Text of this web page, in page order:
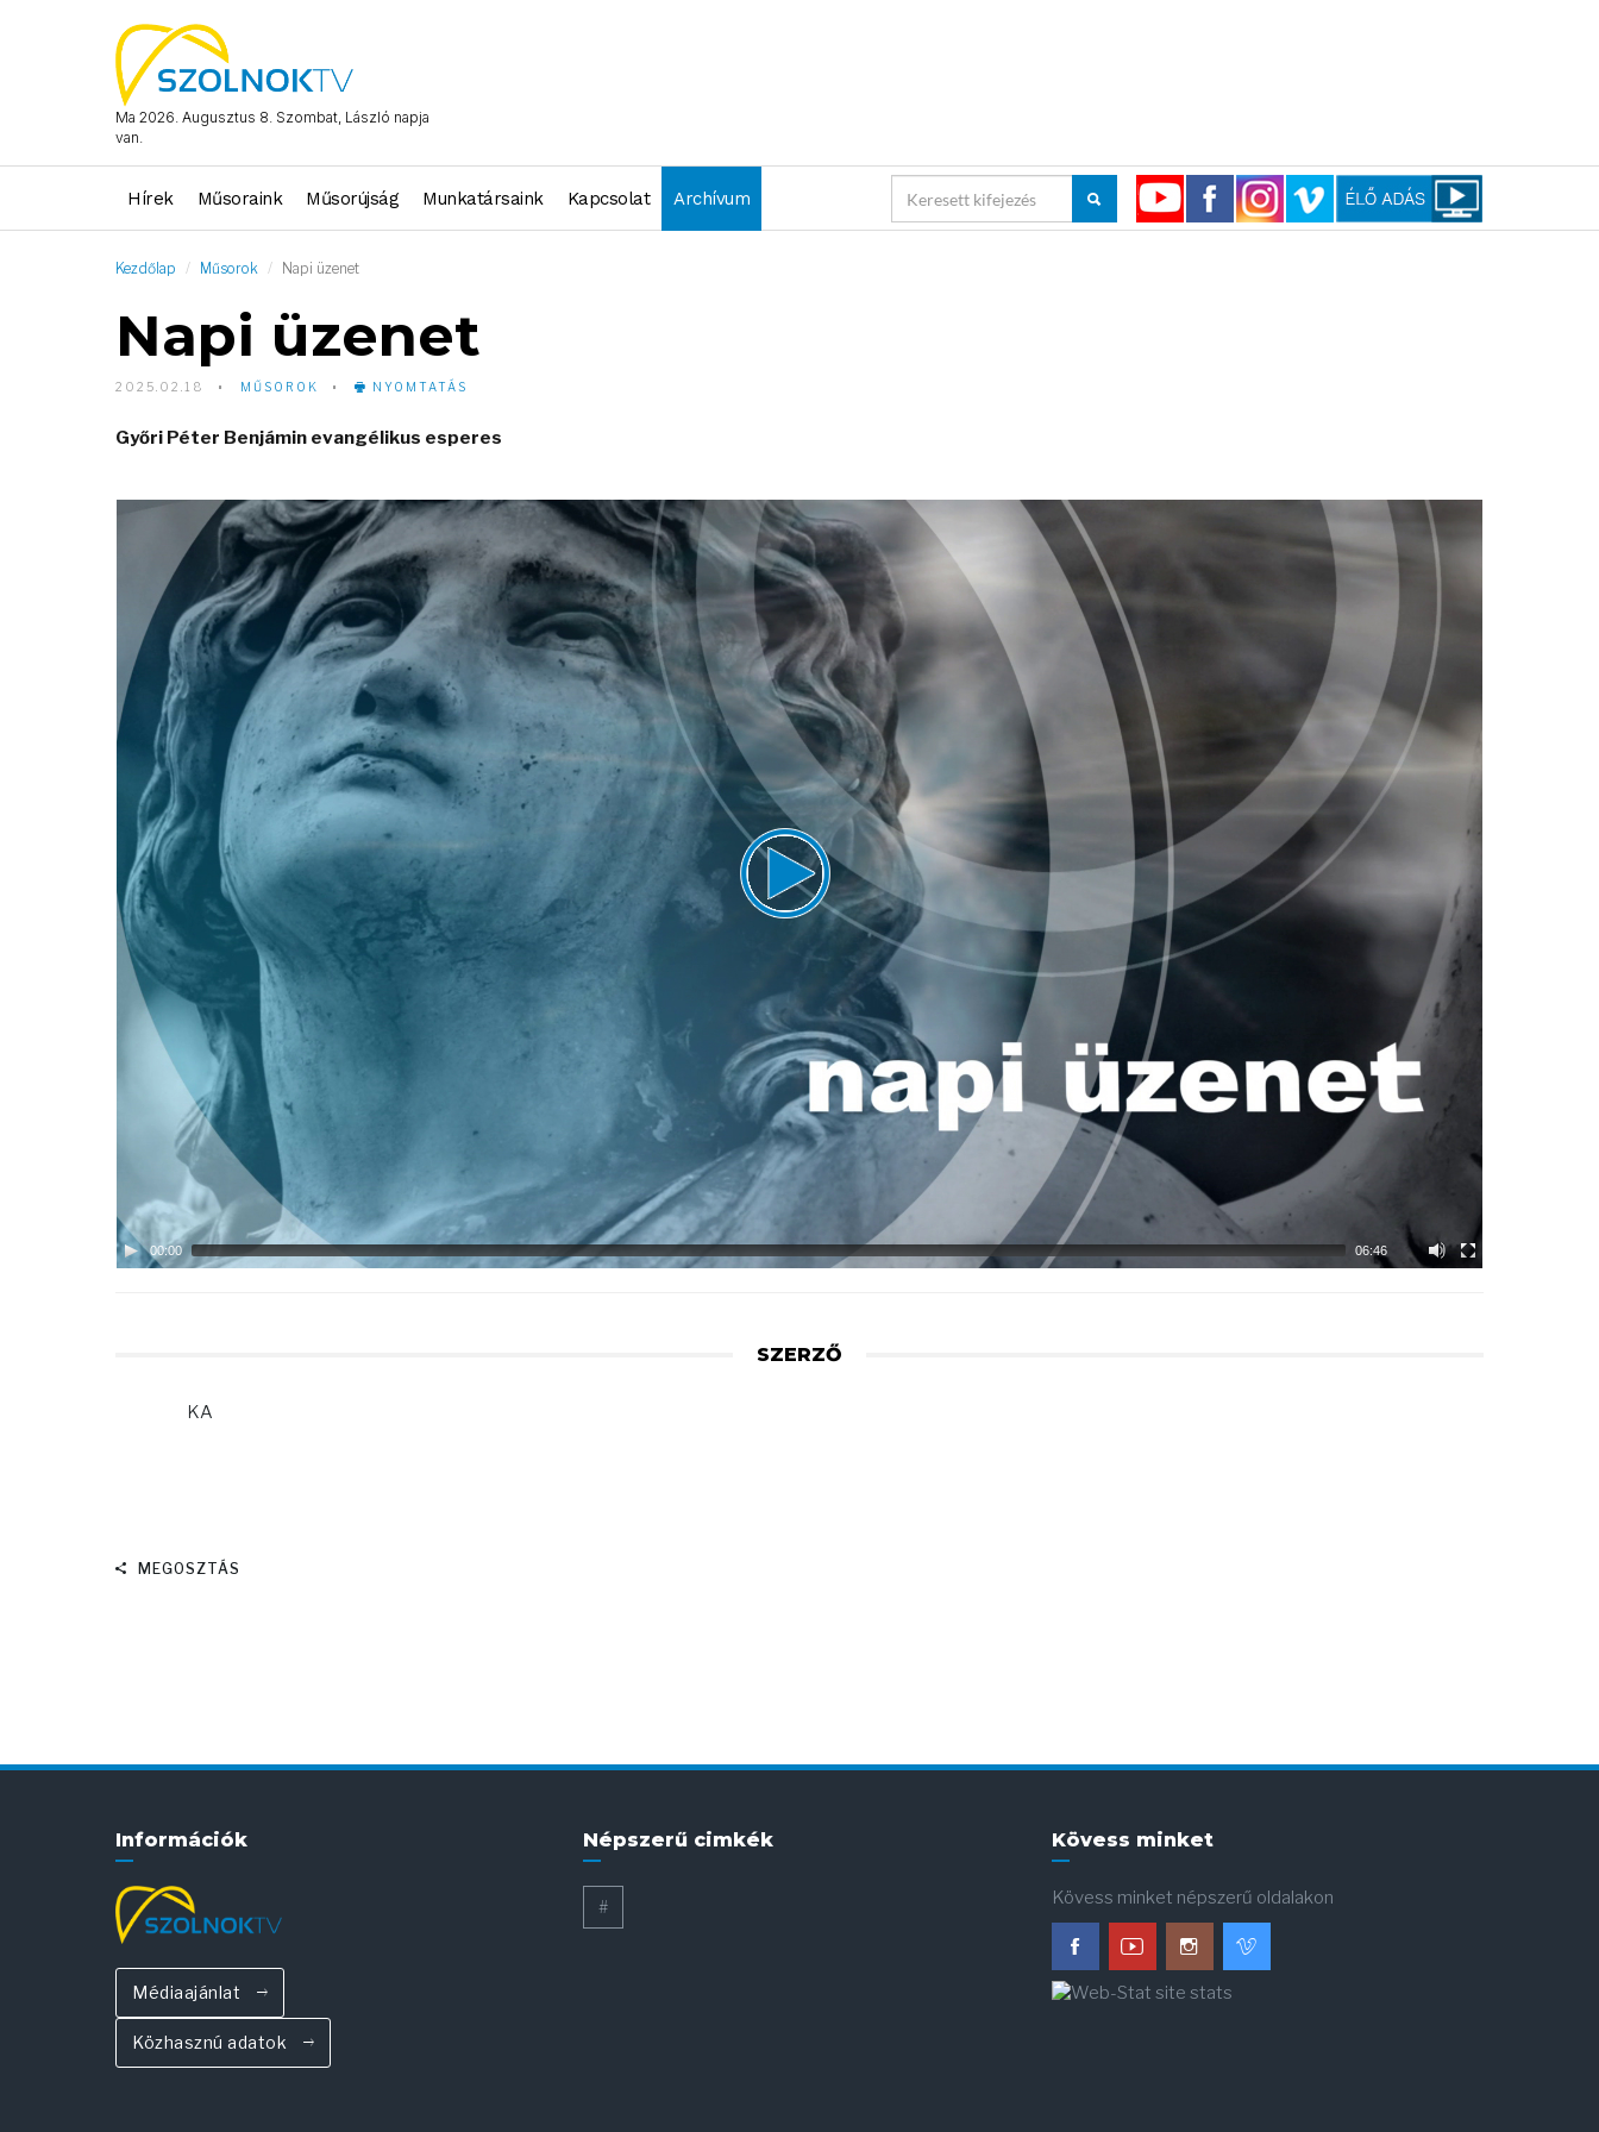
Ma 2026. Augusztus 8. Szombat, László napja
van.
Hírek Műsoraink Műsorújság Munkatársaink Kapcsolat Archívum
Kezdőlap Műsorok Napi üzenet
Napi üzenet
2025.02.18 MŰSOROK NYOMTATÁS
Győri Péter Benjámin evangélikus esperes
Video
00:00 06:46
SZERZŐ
KA
MEGOSZTÁS
Információk
Médiaajánlat
Közhasznú adatok
Népszerű cimkék
#
Kövess minket
Kövess minket népszerű oldalakon